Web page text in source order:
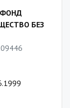
БЕЗ